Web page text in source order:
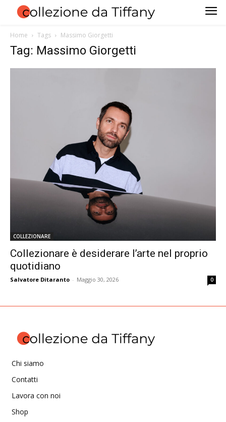
Home Tags Massimo Giorgetti
Tag: Massimo Giorgetti
COLLEZIONARE
Collezionare è desiderare l’arte nel proprio
quotidiano
Salvatore Ditaranto - Maggio 30, 2026 0
Chi siamo
Contatti
Lavora con noi
Shop